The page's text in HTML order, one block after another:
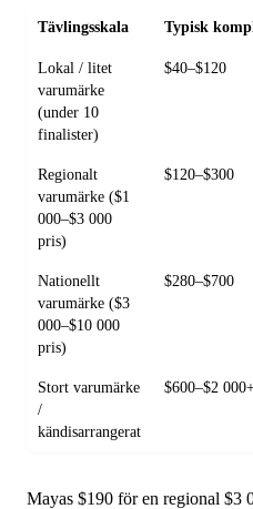
Tävlingsskala Typisk
Lokal / litet
varumärke
(under 10
finalister)
$40–$120
Regionalt
varumärke ($1
000–$3 000
pris)
$120–$300
Nationellt
varumärke ($3
000–$10 000
pris)
$280–$700
Stort varumärke
/
kändisarrangerat
$600–$2
Mayas $190 för en regional $3